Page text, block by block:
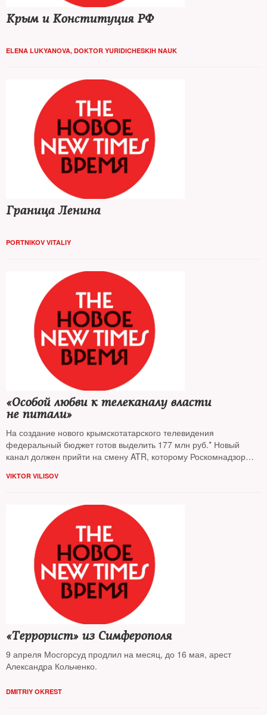
Крым и Конституция РФ
ELENA LUKYANOVA, DOKTOR YURIDICHESKIH NAUK
Граница Ленина
PORTNIKOV VITALIY
«Особой любви к телеканалу власти
не питали»
На создание нового крымскотатарского телевидения
федеральный бюджет готов выделить 177 млн руб.* Новый
канал должен прийти на смену ATR, которому Роскомнадзор
не пришелся ко двору новой власти — The New Times
VIKTOR VILISOV
«Террорист» из Симферополя
9 апреля Мосгорсуд продлил на месяц, до 16 мая, арест
Александра Кольченко.
DMITRIY OKREST